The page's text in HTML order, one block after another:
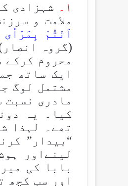
۱۔
شہزادی
ملامت و
اَنْتُمْ
(گروہ
محروم
ایک ساتھ
مشتمل لوگ
مادری نسبت
کیا۔ یہ
تھے۔ لہذا
“بیدار”
لینےاور
بابا کی
اور سب کچھ